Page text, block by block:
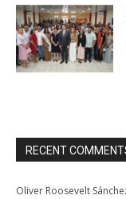
RECENT
Oliver Roosevelt